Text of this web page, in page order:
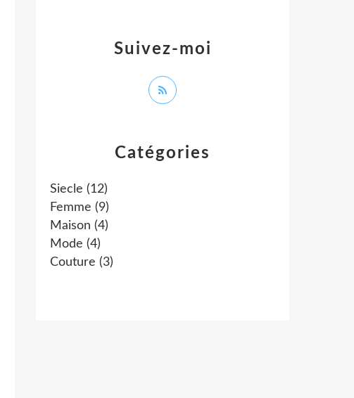
Catégories
Siecle (12)
Femme (9)
Maison (4)
Mode (4)
Couture (3)
Suivez-moi